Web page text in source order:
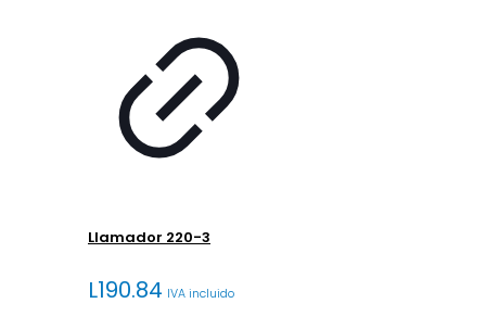
Llamador 220-3
L190.84 IVA incluido